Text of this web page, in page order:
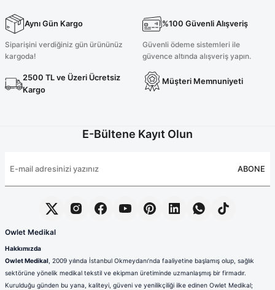
2.100,00 TL
Tükendi
Yağ Yeşili Likralı Cerrahi Tesettür Bone
230,00 TL
Aynı Gün Kargo
Siparişini verdiğiniz gün ürününüz
kargoda!
%100 Güvenli Alışveriş
Güvenli ödeme sistemleri ile
güvence altında alışveriş yapın.
2500 TL ve Üzeri Ücretsiz
Kargo
Müşteri Memnuniyeti
E-Bültene Kayıt Olun
ABONE
Owlet Medikal
Hakkımızda
Owlet Medikal , 2009 yılında İstanbul Okmeydanı’nda faaliyetine başlamış olup, sağlık
sektörüne yönelik medikal tekstil ve ekipman üretiminde uzmanlaşmış bir firmadır.
Kurulduğu günden bu yana, kaliteyi, güveni ve yenilikçiliği ilke edinen Owlet Medikal;